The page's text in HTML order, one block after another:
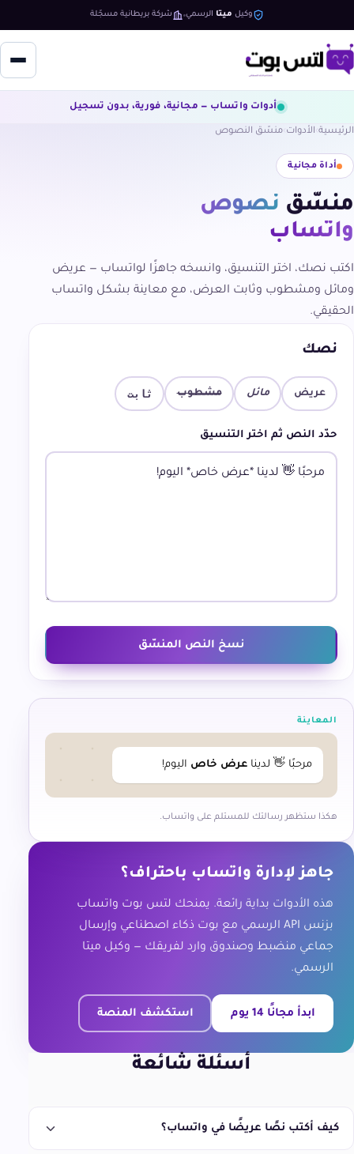
وكيل ميتا الرسمي شركة بريطانية مسجّلة
أدوات واتساب — مجانية، فورية، بدون تسجيل
الرئيسية الأدوات منسّق النصوص
أداة مجانية
منسّق نصوص
واتساب
اكتب نصك، اختر التنسيق، وانسخه جاهزًا لواتساب — عريض
ومائل ومشطوب وثابت العرض، مع معاينة بشكل واتساب
الحقيقي.
نصك
عريض مائل مشطوب ثابت
حدّد النص ثم اختر التنسيق
نسخ النص المنسّق
المعاينة
مرحبًا 👋 لدينا عرض خاص اليوم!
هكذا ستظهر رسالتك للمستلم على واتساب.
جاهز لإدارة واتساب باحتراف؟
هذه الأدوات بداية رائعة. يمنحك لتس بوت واتساب
بزنس API الرسمي مع بوت ذكاء اصطناعي وإرسال
جماعي منضبط وصندوق وارد لفريقك — وكيل ميتا
الرسمي.
ابدأ مجانًا 14 يوم استكشف المنصة
أسئلة شائعة
كيف أكتب نصًا عريضًا في واتساب؟